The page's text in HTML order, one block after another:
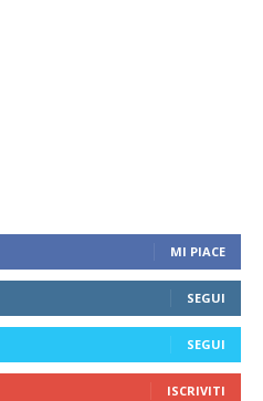
MI PIACE
SEGUI
SEGUI
ISCRIVITI